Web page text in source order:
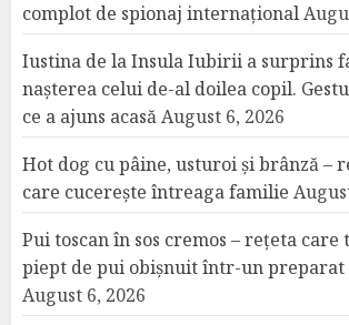
complot de spionaj internațional
Iustina de la Insula Iubirii a surprins
nașterea celui de-al doilea copil.
ce a ajuns acasăAugust 6, 2026
Hot dog cu pâine, usturoi și brânză –
care cucerește întreaga familie
Pui toscan în sos cremos – rețeta
piept de pui obișnuit într-un preparat
August 6, 2026